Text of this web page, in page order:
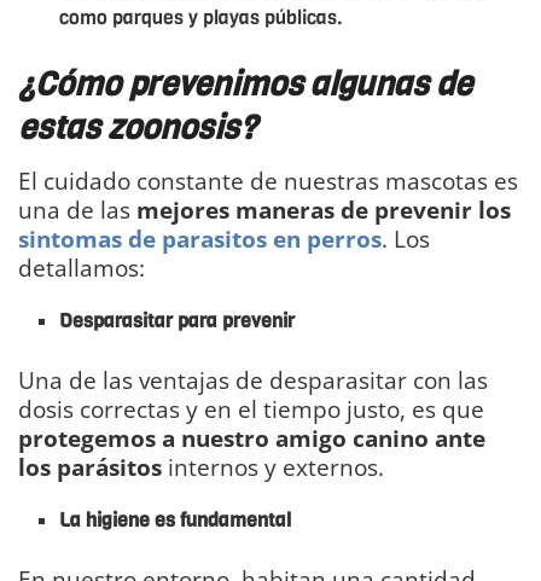
como parques y playas públicas.
¿Cómo prevenimos algunas de
estas zoonosis?
El cuidado constante de nuestras mascotas es
una de las mejores maneras de prevenir los
sintomas de parasitos en perros. Los
detallamos:
Desparasitar para prevenir
Una de las ventajas de desparasitar con las
dosis correctas y en el tiempo justo, es que
protegemos a nuestro amigo canino ante
los parásitos internos y externos.
La higiene es fundamental